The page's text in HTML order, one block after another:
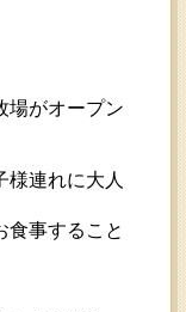
場がオープン
様連れに大人
食事すること